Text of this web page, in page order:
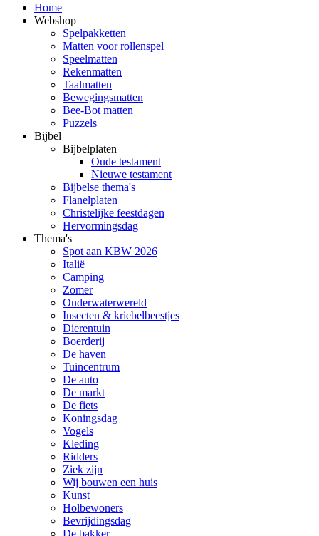
Home
Webshop
Spelpakketten
Matten voor rollenspel
Speelmatten
Rekenmatten
Taalmatten
Bewegingsmatten
Bee-Bot matten
Puzzels
Bijbel
Bijbelplaten
Oude testament
Nieuwe testament
Bijbelse thema's
Flanelplaten
Christelijke feestdagen
Hervormingsdag
Thema's
Spot aan KBW 2026
Italië
Camping
Zomer
Onderwaterwereld
Insecten & kriebelbeestjes
Dierentuin
Boerderij
De haven
Tuincentrum
De auto
De markt
De fiets
Koningsdag
Vogels
Kleding
Ridders
Ziek zijn
Wij bouwen een huis
Kunst
Holbewoners
Bevrijdingsdag
De bakker